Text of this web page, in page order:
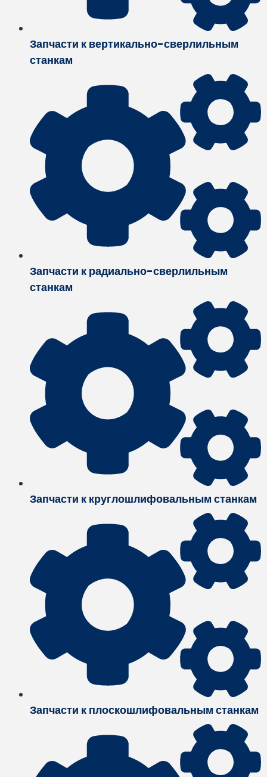
Запчасти к вертикально-сверлильным
станкам
Запчасти к радиально-сверлильным
станкам
Запчасти к круглошлифовальным станкам
Запчасти к плоскошлифовальным станкам